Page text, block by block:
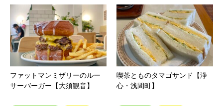
ファットマンミザリーのルー
サーバーガー【大須観音】
喫茶とものタマゴサンド【浄
心・浅間町】